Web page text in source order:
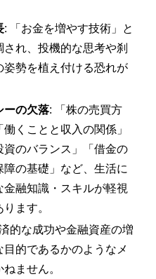
: 「お金を増やす技術」と
され、投機的な思考や刹
姿勢を植え付ける恐れが
ーの欠落: 「株の売買方
くことと収入の関係」
資のバランス」「借金の
障の基礎」など、生活に
融知識・スキルが軽視
ます。
的な成功や金融資産の増
的であるかのようなメ
ません。